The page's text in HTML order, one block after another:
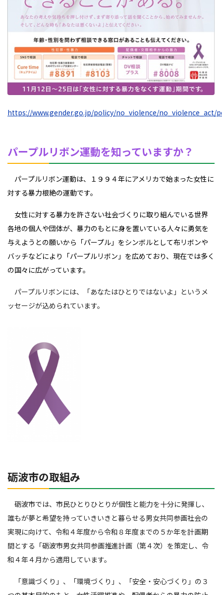
https://www.gender.go.jp/policy/no_violence/no_violence_act/
パープルリボン運動を知っていますか？
パープルリボン運動は、１９９４年にアメリカで始まった女性に
対する暴力根絶の運動です。
女性に対する暴力を許さない社会づくりに取り組んでいる世界
各地の個人や団体が、暴力のもとに身を置いている人々に勇気を
与えようとの願いから「パープル」をシンボルとして布リボンや
バッチなどにより「パープルリボン」を広めており、現在では多く
の国々に広がっています。
パープルリボンには、「あなたはひとりではないよ」というメ
ッセージが込められています。
砺波市の取組み
砺波市では、市民ひとりひとりが個性と能力を十分に発揮し、
誰もが夢と希望を持っていきいきと暮らせる男女共同参画社会の
実現に向けて、令和４年度から令和８年度までの５か年を計画期
間とする「砺波市男女共同参画推進計画（第４次）を策定し、令
和４年４月から適用しています。
「意識づくり」、「環境づくり」、「安全・安心づくり」の３